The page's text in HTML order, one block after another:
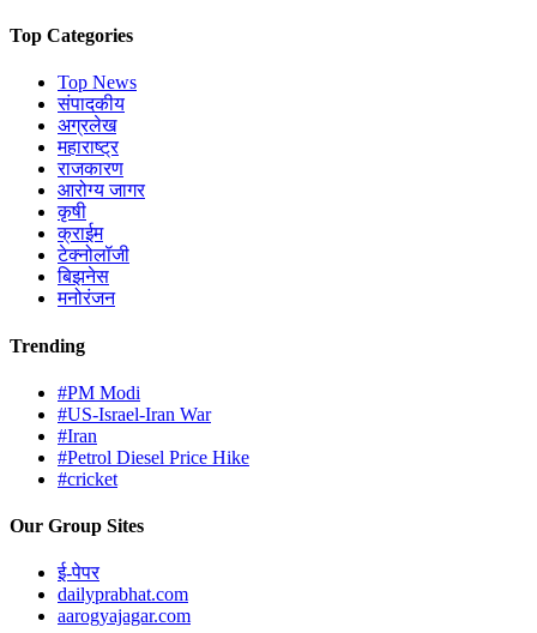
Top Categories
Top News
संपादकीय
अग्रलेख
महाराष्ट्र
राजकारण
आरोग्य जागर
कृषी
क्राईम
टेक्नोलॉजी
बिझनेस
मनोरंजन
Trending
#PM Modi
#US-Israel-Iran War
#Iran
#Petrol Diesel Price Hike
#cricket
Our Group Sites
ई-पेपर
dailyprabhat.com
aarogyajagar.com